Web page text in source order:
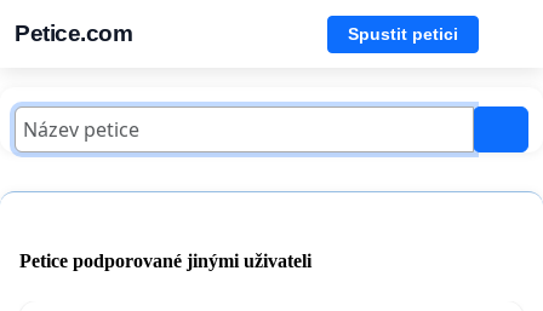
Petice.com Spustit petici
Petice podporované jinými uživateli